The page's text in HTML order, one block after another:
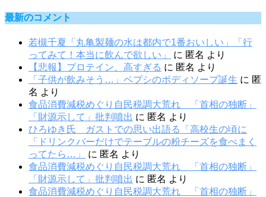
最新のコメント
若槻千夏「丸亀製麺の水は都内で1番おいしい」「行
ってみて！本当に飲んで欲しい」
に 匿名 より
【悲報】プロテイン、高すぎる に 匿名 より
「子供が飲みそう…」ペプシのボディソープ誕生 に 匿
名 より
食品消費減税めぐり自民税調大荒れ 「首相の独断」
「財源示して」批判噴出 に 匿名 より
ひろゆき氏 ガストでの思い出語る「高校生の頃に
「ドリンクバーだけでテーブルの粉チーズを食べまく
ってたら…」
に 匿名 より
食品消費減税めぐり自民税調大荒れ 「首相の独断」
「財源示して」批判噴出 に 匿名 より
食品消費減税めぐり自民税調大荒れ 「首相の独断」